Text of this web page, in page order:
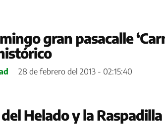
gran pasacalle
28 de febrero del 2013 - 02:15:40
Helado y la